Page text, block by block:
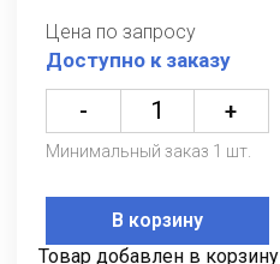
Цена по запросу
Доступно к заказу
- +
Минимальный заказ 1 шт.
В корзину
Товар добавлен в корзину